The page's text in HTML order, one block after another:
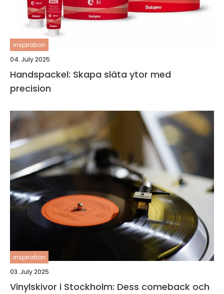
inspiration
04. July 2025
Handspackel: Skapa släta ytor med
precision
inspiration
03. July 2025
Vinylskivor i Stockholm: Dess comeback och